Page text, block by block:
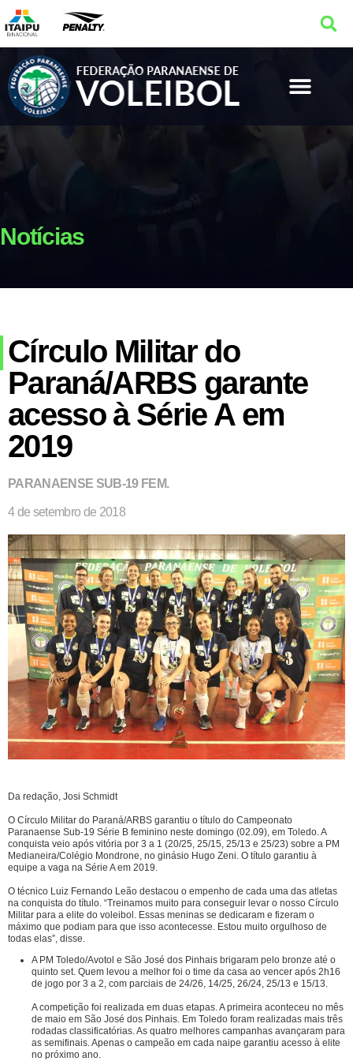
Notícias
Círculo Militar do
Paraná/ARBS garante
acesso à Série A em
2019
PARANAENSE SUB-19 FEM.
4 de setembro de 2018
Da redação, Josi Schmidt
O Círculo Militar do Paraná/ARBS garantiu o título do Campeonato
Paranaense Sub-19 Série B feminino neste domingo (02.09), em Toledo. A
conquista veio após vitória por 3 a 1 (20/25, 25/15, 25/13 e 25/23) sobre a PM
Medianeira/Colégio Mondrone, no ginásio Hugo Zeni. O título garantiu à
equipe a vaga na Série A em 2019.
O técnico Luiz Fernando Leão destacou o empenho de cada uma das atletas
na conquista do título. “Treinamos muito para conseguir levar o nosso Círculo
Militar para a elite do voleibol. Essas meninas se dedicaram e fizeram o
máximo que podiam para que isso acontecesse. Estou muito orgulhoso de
todas elas”, disse.
A PM Toledo/Avotol e São José dos Pinhais brigaram pelo bronze até o
quinto set. Quem levou a melhor foi o time da casa ao vencer após 2h16
de jogo por 3 a 2, com parciais de 24/26, 14/25, 26/24, 25/13 e 15/13.
A competição foi realizada em duas etapas. A primeira aconteceu no mês
de maio em São José dos Pinhais. Em Toledo foram realizadas mais três
rodadas classificatórias. As quatro melhores campanhas avançaram para
as semifinais. Apenas o campeão em cada naipe garantiu acesso à elite
no próximo ano.